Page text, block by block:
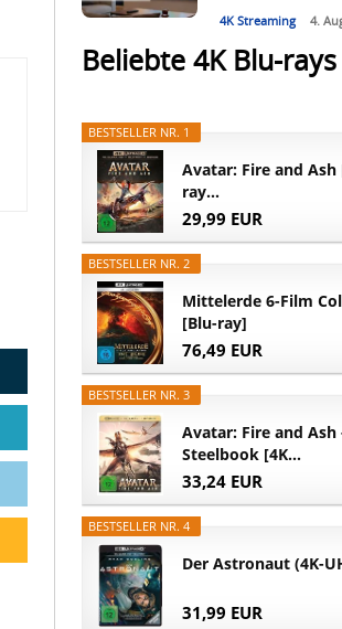
4K Streaming 4.
Beliebte 4K Blu-rays
BESTSELLER NR. 1
Avatar: Fire and Ash
ray...
29,99 EUR
BESTSELLER NR. 2
Mittelerde 6-Film
[Blu-ray]
76,49 EUR
BESTSELLER NR. 3
Avatar: Fire and
Steelbook [4K...
33,24 EUR
BESTSELLER NR. 4
Der Astronaut (4K-
31,99 EUR